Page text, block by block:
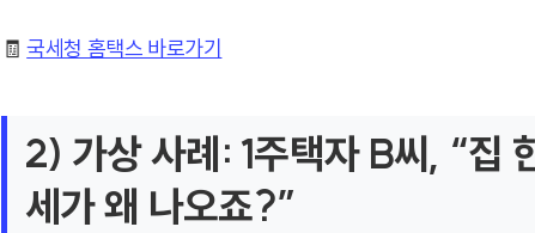
🧾국세청 홈택스 바로가기
2) 가상 사례: 1주택자 B씨, “집
세가 왜 나오죠?”